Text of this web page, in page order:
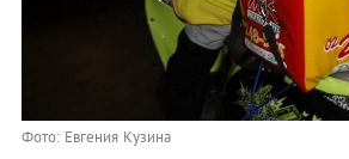
Фото: Евгения Кузина